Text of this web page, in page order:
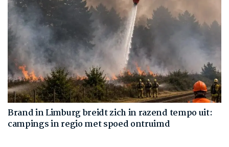
Brand in Limburg breidt zich in razend tempo uit:
campings in regio met spoed ontruimd